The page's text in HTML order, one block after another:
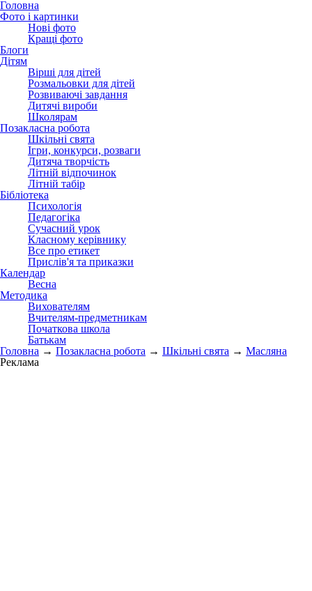
Головна
Фото і картинки
Нові фото
Кращі фото
Блоги
Дітям
Вірші для дітей
Розмальовки для дітей
Розвиваючі завдання
Дитячі вироби
Школярам
Позакласна робота
Шкільні свята
Ігри, конкурси, розваги
Дитяча творчість
Літній відпочинок
Літній табір
Бібліотека
Психологія
Педагогіка
Сучасний урок
Класному керівнику
Все про етикет
Прислів'я та приказки
Календар
Весна
Методика
Вихователям
Вчителям-предметникам
Початкова школа
Батькам
Головна → Позакласна робота → Шкільні свята → Масляна
Реклама